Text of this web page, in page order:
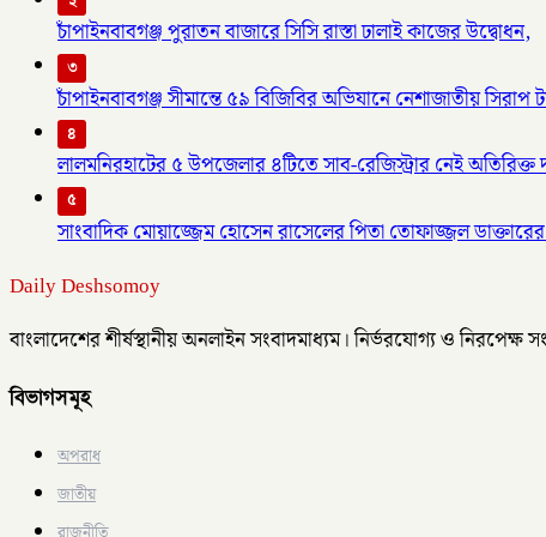
চাঁপাইনবাবগঞ্জ পুরাতন বাজারে সিসি রাস্তা ঢালাই কাজের উদ্বোধন,
৩
চাঁপাইনবাবগঞ্জ সীমান্তে ৫৯ বিজিবির অভিযানে নেশাজাতীয় সিরাপ
৪
লালমনিরহাটের ৫ উপজেলার ৪টিতে সাব-রেজিস্ট্রার নেই
৫
সাংবাদিক মোয়াজ্জেম হোসেন রাসেলের পিতা তোফাজ্জল
Daily Deshsomoy
বাংলাদেশের শীর্ষস্থানীয় অনলাইন সংবাদমাধ্যম। নির্ভরযোগ্য ও নিরপেক্ষ
বিভাগসমূহ
অপরাধ
জাতীয়